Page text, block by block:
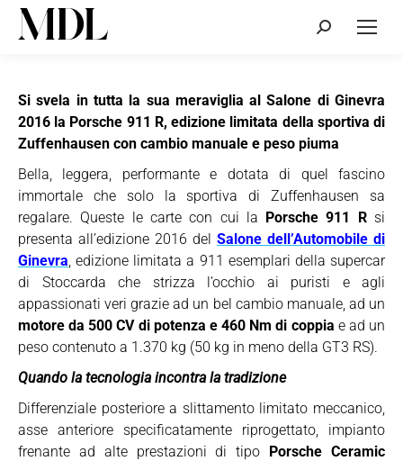
Cerca:
Si svela in tutta la sua meraviglia al Salone di Ginevra
2016 la Porsche 911 R, edizione limitata della sportiva di
Zuffenhausen con cambio manuale e peso piuma
Bella, leggera, performante e dotata di quel fascino
immortale che solo la sportiva di Zuffenhausen sa
regalare. Queste le carte con cui la Porsche 911 Rsi
presenta all’edizione 2016 del Salone dell’Automobile di
Ginevra, edizione limitata a 911 esemplari della supercar
di Stoccarda che strizza l’occhio ai puristi e agli
appassionati veri grazie ad un bel cambio manuale, ad un
motore da 500 CV di potenza e 460 Nm di coppia e ad un
peso contenuto a 1.370 kg (50 kg in meno della GT3 RS).
Quando la tecnologia incontra la tradizione
Differenziale posteriore a slittamento limitato meccanico,
asse anteriore specificatamente riprogettato, impianto
frenante ad alte prestazioni di tipo Porsche Ceramic